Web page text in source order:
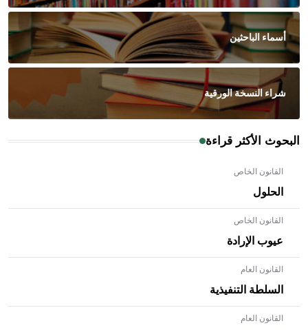
أسماء الباحثين
شراء النسخة الورقية
البحوث الأكثر قراءة
القانون الخاص
الحلول
القانون الخاص
عيوب الإرادة
القانون العام
السلطة التنفيذية
القانون العام
- هل تعلم أن الأبلق نوع من الفنون الهندسية التي ارتبطت